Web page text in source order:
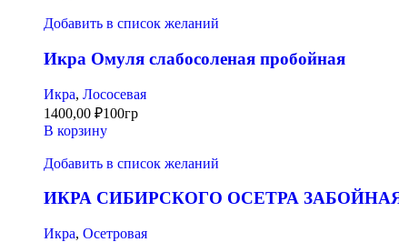
Добавить в список желаний
Икра Омуля слабосоленая пробойная
Икра, Лососевая
1400,00 ₽100гр
В корзину
Добавить в список желаний
ИКРА СИБИРСКОГО ОСЕТРА
Икра, Осетровая